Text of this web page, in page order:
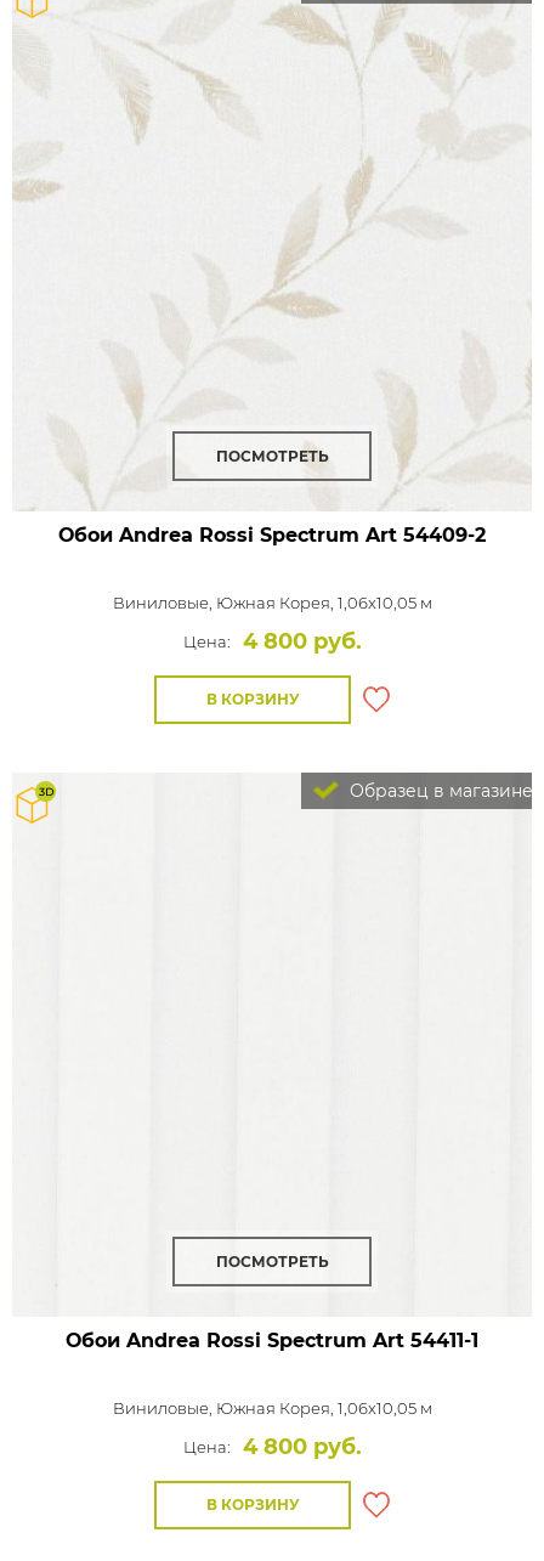
ПОСМОТРЕТЬ
Обои Andrea Rossi Spectrum Art 54409-2
Виниловые, Южная Корея, 1,06x10,05 м
Цена:
4 800 руб.
В КОРЗИНУ
Образец в магазине
ПОСМОТРЕТЬ
Обои Andrea Rossi Spectrum Art 54411-1
Виниловые, Южная Корея, 1,06x10,05 м
Цена:
4 800 руб.
В КОРЗИНУ